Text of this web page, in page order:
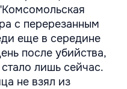
с перерезанным
еще в середине
после убийства,
лишь сейчас.
не взял из